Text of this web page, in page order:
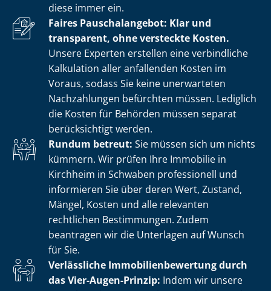
diese immer ein.
Faires Pauschalangebot: Klar und
transparent, ohne versteckte Kosten.
Unsere Experten erstellen eine verbindliche
Kalkulation aller anfallenden Kosten im
Voraus, sodass Sie keine unerwarteten
Nachzahlungen befürchten müssen. Lediglich
die Kosten für Behörden müssen separat
berücksichtigt werden.
Rundum betreut: Sie müssen sich um nichts
kümmern. Wir prüfen Ihre Immobilie in
Kirchheim in Schwaben professionell und
informieren Sie über deren Wert, Zustand,
Mängel, Kosten und alle relevanten
rechtlichen Bestimmungen. Zudem
beantragen wir die Unterlagen auf Wunsch
für Sie.
Verlässliche Im­mo­bi­li­en­be­wer­tung durch
das Vier-Augen-Prinzip: Indem wir unsere